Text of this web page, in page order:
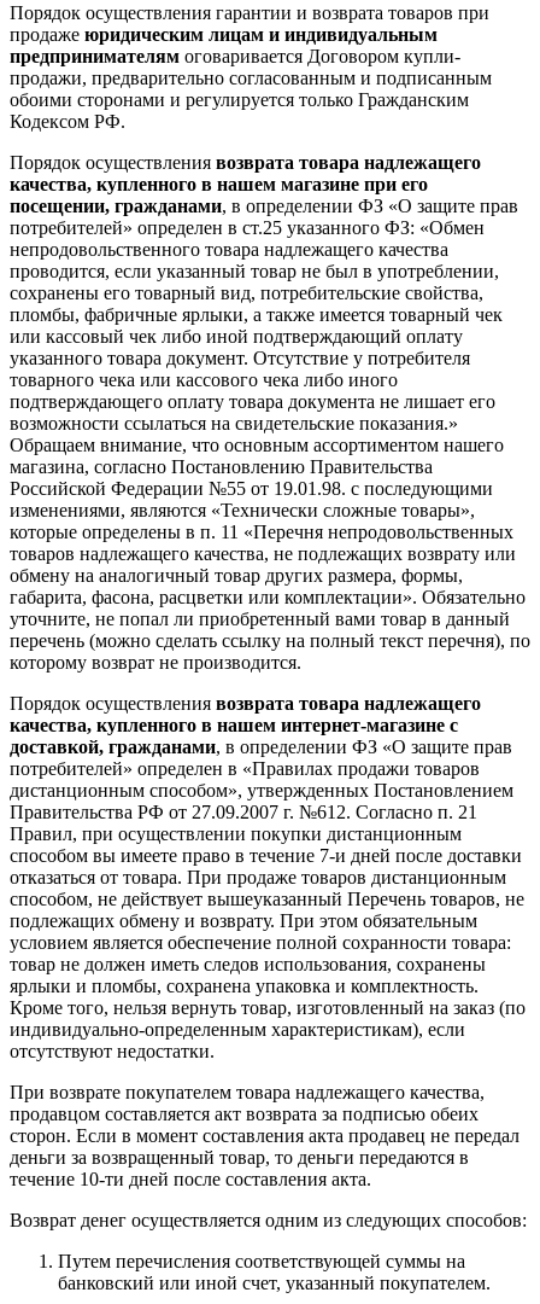
Порядок осуществления гарантии и возврата товаров при
продаже юридическим лицам и индивидуальным
предпринимателям оговаривается Договором купли-
продажи, предварительно согласованным и подписанным
обоими сторонами и регулируется только Гражданским
Кодексом РФ.
Порядок осуществления возврата товара надлежащего
качества, купленного в нашем магазине при его
посещении, гражданами, в определении ФЗ «О защите прав
потребителей» определен в ст.25 указанного ФЗ: «Обмен
непродовольственного товара надлежащего качества
проводится, если указанный товар не был в употреблении,
сохранены его товарный вид, потребительские свойства,
пломбы, фабричные ярлыки, а также имеется товарный чек
или кассовый чек либо иной подтверждающий оплату
указанного товара документ. Отсутствие у потребителя
товарного чека или кассового чека либо иного
подтверждающего оплату товара документа не лишает его
возможности ссылаться на свидетельские показания.»
Обращаем внимание, что основным ассортиментом нашего
магазина, согласно Постановлению Правительства
Российской Федерации №55 от 19.01.98. с последующими
изменениями, являются «Технически сложные товары»,
которые определены в п. 11 «Перечня непродовольственных
товаров надлежащего качества, не подлежащих возврату или
обмену на аналогичный товар других размера, формы,
габарита, фасона, расцветки или комплектации». Обязательно
уточните, не попал ли приобретенный вами товар в данный
перечень (можно сделать ссылку на полный текст перечня), по
которому возврат не производится.
Порядок осуществления возврата товара надлежащего
качества, купленного в нашем интернет-магазине с
доставкой, гражданами, в определении ФЗ «О защите прав
потребителей» определен в «Правилах продажи товаров
дистанционным способом», утвержденных Постановлением
Правительства РФ от 27.09.2007 г. №612. Согласно п. 21
Правил, при осуществлении покупки дистанционным
способом вы имеете право в течение 7-и дней после доставки
отказаться от товара. При продаже товаров дистанционным
способом, не действует вышеуказанный Перечень товаров, не
подлежащих обмену и возврату. При этом обязательным
условием является обеспечение полной сохранности товара:
товар не должен иметь следов использования, сохранены
ярлыки и пломбы, сохранена упаковка и комплектность.
Кроме того, нельзя вернуть товар, изготовленный на заказ (по
индивидуально-определенным характеристикам), если
отсутствуют недостатки.
При возврате покупателем товара надлежащего качества,
продавцом составляется акт возврата за подписью обеих
сторон. Если в момент составления акта продавец не передал
деньги за возвращенный товар, то деньги передаются в
течение 10-ти дней после составления акта.
Возврат денег осуществляется одним из следующих способов:
Путем перечисления соответствующей суммы на
банковский или иной счет, указанный покупателем.